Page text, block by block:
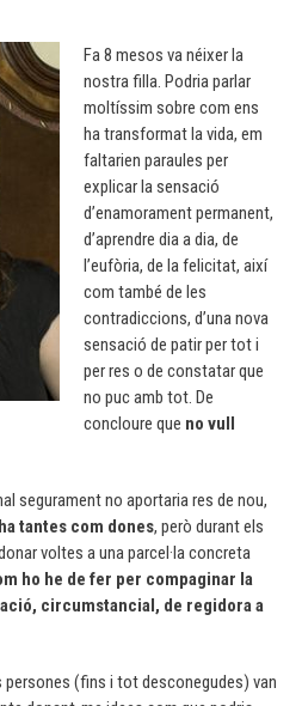
Fa 8 mesos va néixer la
nostra filla. Podria parlar
moltíssim sobre com ens
ha transformat la vida, em
faltarien paraules per
explicar la sensació
d’enamorament permanent,
d’aprendre dia a dia, de
l’eufòria, de la felicitat, així
com també de les
contradiccions, d’una nova
sensació de patir per tot i
per res o de constatar que
no puc amb tot. De
concloure que no vull
segurament no aportaria res de nou,
tantes com dones, però durant els
voltes a una parcel·la concreta
ho he de fer per compaginar la
circumstancial, de regidora a
persones (fins i tot desconegudes) van